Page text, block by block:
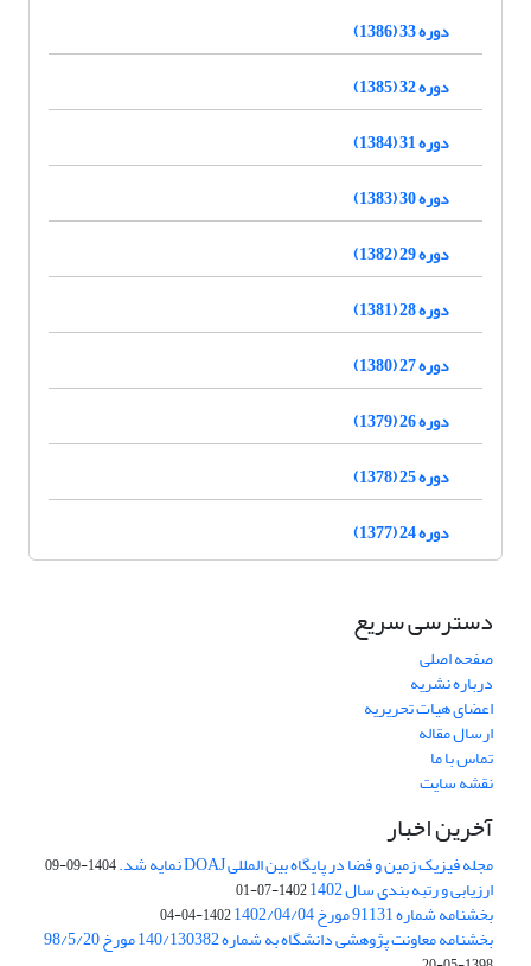
دوره 33 (1386)
دوره 32 (1385)
دوره 31 (1384)
دوره 30 (1383)
دوره 29 (1382)
دوره 28 (1381)
دوره 27 (1380)
دوره 26 (1379)
دوره 25 (1378)
دوره 24 (1377)
دسترسی سریع
صفحه اصلی
درباره نشریه
اعضای هیات تحریریه
ارسال مقاله
تماس با ما
نقشه سایت
آخرین اخبار
مجله فیزیک زمین و فضا در پایگاه بین المللی DOAJ نمایه شد. 1404-09-09
ارزیابی و رتبه بندی سال 1402 1402-07-01
بخشنامه شماره 91131 مورخ 1402/04/04 1402-04-04
بخشنامه معاونت پژوهشی دانشگاه به شماره 140/130382 مورخ 98/5/20